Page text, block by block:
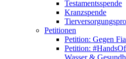
Testamentsspende
Kranzspende
Petitionen
Petition: Gegen
Petition:
Wasser &